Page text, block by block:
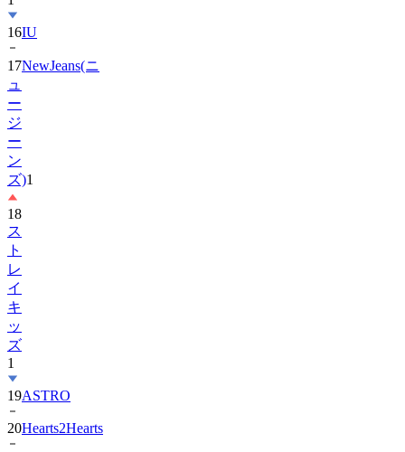
16IU
17NewJeans(ニ
ュ
ー
ジ
ー
ン
ズ)1
18
ス
ト
レ
イ
キ
ッ
ズ
1
19ASTRO
20Hearts2Hearts